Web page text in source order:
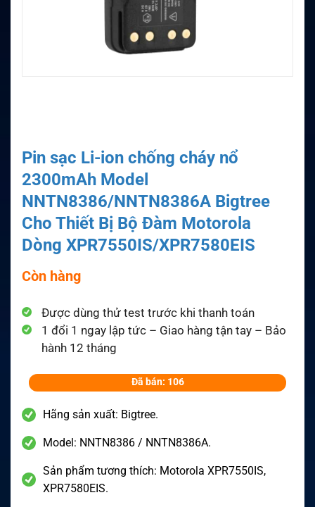
Pin sạc Li-ion chống cháy nổ
2300mAh Model
NNTN8386/NNTN8386A Bigtree
Cho Thiết Bị Bộ Đàm Motorola
Dòng XPR7550IS/XPR7580EIS
Còn hàng
Được dùng thử test trước khi thanh toán
1 đổi 1 ngay lập tức – Giao hàng tận tay – Bảo
hành 12 tháng
Đã bán: 106
Hãng sản xuất: Bigtree.
Model: NNTN8386 / NNTN8386A.
Sản phẩm tương thích: Motorola XPR7550IS,
XPR7580EIS.